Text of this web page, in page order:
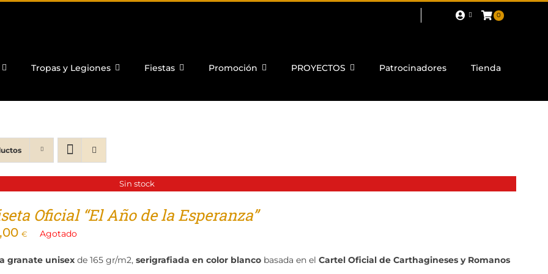
0
Tropas y Legiones Fiestas Promoción PROYECTOS Patrocinadores Tienda
Sin stock
Oficial “El Año de la Esperanza”
€ Agotado
granate unisexde 165 gr/m2, serigrafiada en color blancobasada en el Cartel Oficial de Carthagineses y Romanos